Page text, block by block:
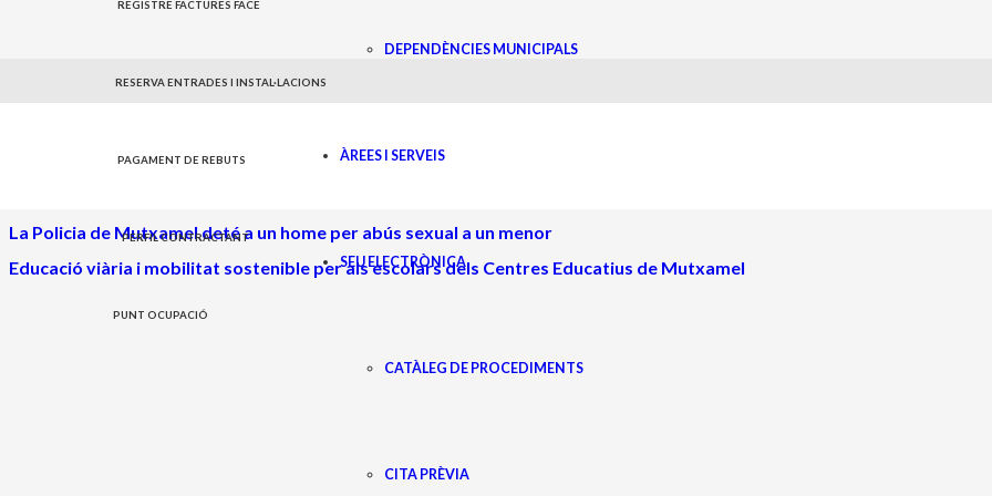
REGISTRE FACTURES FACE
RESERVA ENTRADES I INSTAL·LACIONS
PAGAMENT DE REBUTS
PERFIL CONTRACTANT
PUNT OCUPACIÓ
DEPENDÈNCIES MUNICIPALS
ÀREES I SERVEIS
SEU ELECTRÒNICA
CATÀLEG DE PROCEDIMENTS
CITA PRÈVIA
Policia Local
La Policia de Mutxamel deté a un home per abús sexual a un menor
Educació viària i mobilitat sostenible per als escolars dels Centres Educatius de Mutxamel